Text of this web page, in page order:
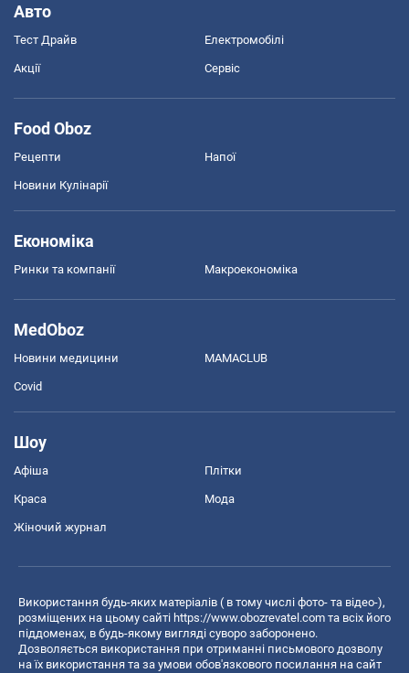
Авто
Тест Драйв Електромобілі
Акції Сервіс
Food Oboz
Рецепти Напої
Новини Кулінарії
Економіка
Ринки та компанії Макроекономіка
MedOboz
Новини медицини MAMACLUB
Covid
Шоу
Афіша Плітки
Краса Мода
Жіночий журнал
Використання будь-яких матеріалів ( в тому числі фото- та відео-),
розміщених на цьому сайті https://www.obozrevatel.com та всіх його
піддоменах, в будь-якому вигляді суворо заборонено.
Дозволяється використання при отриманні письмового дозволу
на їх використання та за умови обов'язкового посилання на сайт